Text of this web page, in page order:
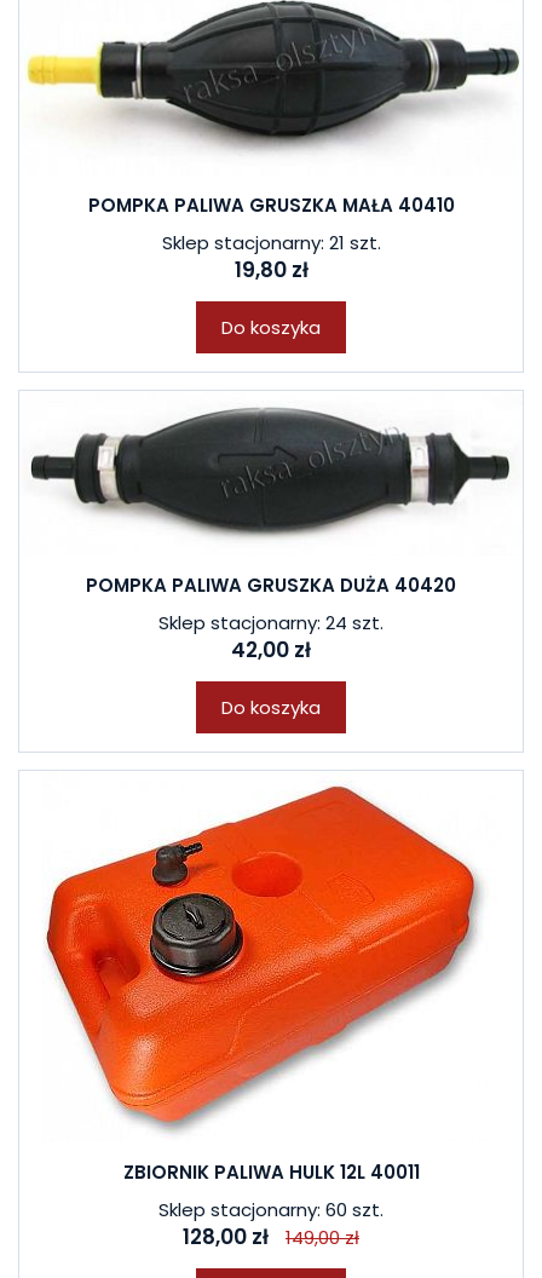
POMPKA PALIWA GRUSZKA MAŁA 40410
Sklep stacjonarny: 21 szt.
19,80 zł
Do koszyka
POMPKA PALIWA GRUSZKA DUŻA 40420
Sklep stacjonarny: 24 szt.
42,00 zł
Do koszyka
ZBIORNIK PALIWA HULK 12L 40011
Sklep stacjonarny: 60 szt.
128,00 zł 149,00 zł